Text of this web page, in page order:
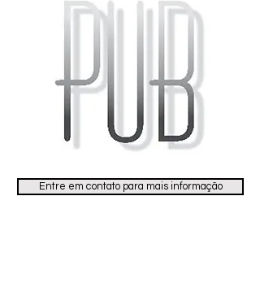
Entre em contato para mais informação